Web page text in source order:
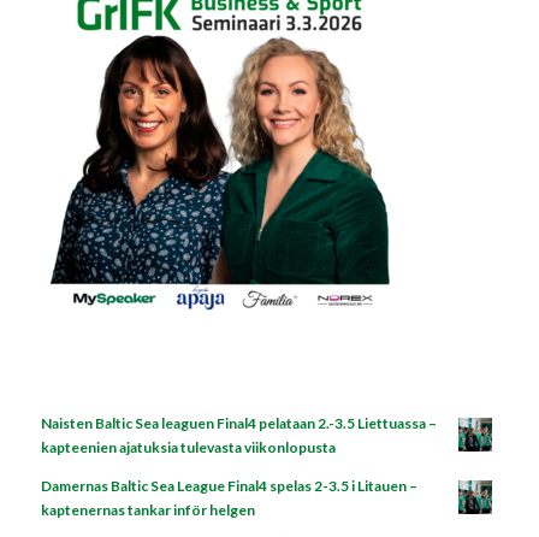
Naisten Baltic Sea leaguen Final4 pelataan 2.-3.5 Liettuassa –
kapteenien ajatuksia tulevasta viikonlopusta
Damernas Baltic Sea League Final4 spelas 2-3.5 i Litauen –
kaptenernas tankar inför helgen